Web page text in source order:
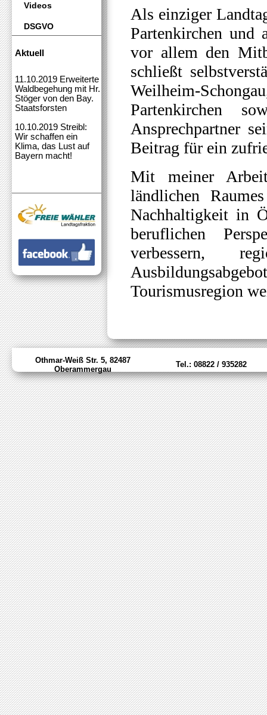
Als einziger
Partenkirchen und
vor allem den
schließt
Weilheim-
Partenkirchen
Ansprechpartner
Beitrag für ein
Mit meiner
ländlichen
Nachhaltigkeit in
beruflichen
verbessern,
Tourismusregion
Videos
DSGVO
Aktuell
11.10.2019 Erweiterte
Waldbegehung mit Hr.
Stöger von den Bay.
Staatsforsten
10.10.2019 Streibl:
Wir schaffen ein
Klima, das Lust auf
Bayern macht!
Othmar-Weiß Str. 5, 82487
Oberammergau
Tel.: 08822 / 935282